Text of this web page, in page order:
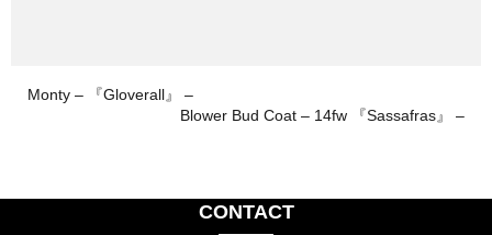
Monty – 『Gloverall』 –
Blower Bud Coat – 14fw 『Sassafras』 –
CONTACT